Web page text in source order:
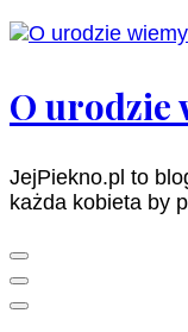
O urodzie
JejPiekno.pl to
każda kobieta by